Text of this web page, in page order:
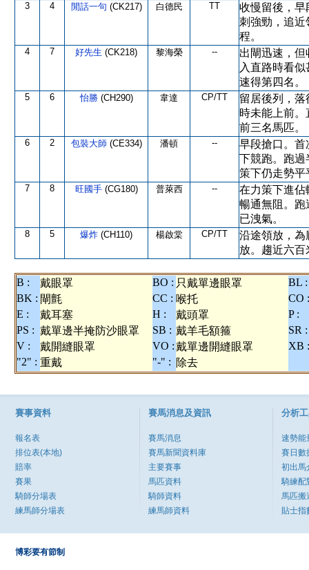
3 4 閒話一句 (CK217) 白德民 TT
收慢留後，早
刺強勁，追近
程。
4 7 好先生 (CK218) 黎海榮 --
出閘迅速，
入直路時看
速得第四名。
5 6 怡勝 (CH290) 韋達 CP/TT
留居後列，
時未能上前
前三名馬匹。
6 2 包裝大師 (CE334) 潘頓 --
早段搶口。首
下競跑。跑過
策下仍走勢平
7 8 旺國手 (CG180) 普萊西 --
在力策下進佔
暢通無阻。跑
已洩氣。
8 5 爆炸 (CH110) 楊啟棠 CP/TT
沿途領放，為
放。趨近六
B : 戴眼罩 BO : 只戴單邊眼罩
BL :
BK : 閘氈 CC : 喉托
CO :
E :
戴耳塞 H : 戴頭罩
P :
PS : 戴單邊半掩防沙眼罩 SB : 戴羊毛額箍
SR :
V :
戴開縫眼罩 VO :戴單邊開縫眼罩
XB :
"2" : 重戴 "-" : 除去
賽事資料
報名表
排位表(本地)
賠率
賽果
騎師分場表
練馬師分場表
賽馬消息及資訊
賽馬消息
賽馬新聞資料庫
主要賽事
馬匹資料
騎師資料
練馬師資料
分析
速勢能
賽日數
初出馬
騎練配
馬匹搬
貼士指
博彩要有節制